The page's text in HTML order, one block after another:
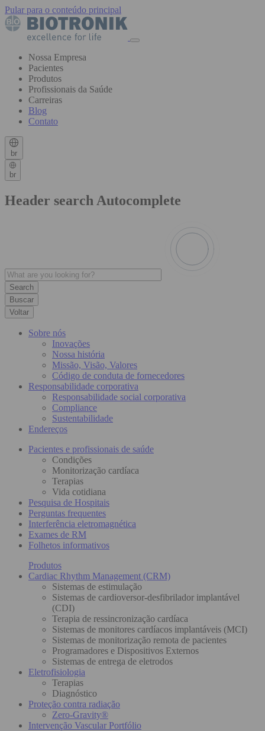
Pular para o conteúdo principal
Nossa Empresa
Pacientes
Produtos
Profissionais da Saúde
Carreiras
Blog
Contato
br
br
Header search Autocomplete
Buscar
Voltar
Sobre nós
Inovações
Nossa história
Missão, Visão, Valores
Código de conduta de fornecedores
Responsabilidade corporativa
Responsabilidade social corporativa
Compliance
Sustentabilidade
Endereços
Pacientes e profissionais de saúde
Condições
Monitorização cardíaca
Terapias
Vida cotidiana
Pesquisa de Hospitais
Perguntas frequentes
Interferência eletromagnética
Exames de RM
Folhetos informativos
Produtos
Cardiac Rhythm Management (CRM)
Sistemas de estimulação
Sistemas de cardioversor-desfibrilador implantável
(CDI)
Terapia de ressincronização cardíaca
Sistemas de monitores cardíacos implantáveis (MCI)
Sistemas de monitorização remota de pacientes
Programadores e Dispositivos Externos
Sistemas de entrega de eletrodos
Eletrofisiologia
Terapias
Diagnóstico
Proteção contra radiação
Zero-Gravity®
Intervenção Vascular Portfólio